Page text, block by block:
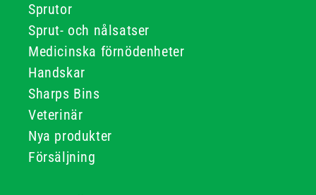
Sprutor
Sprut- och nålsatser
Medicinska förnödenheter
Handskar
Sharps Bins
Veterinär
Nya produkter
Försäljning